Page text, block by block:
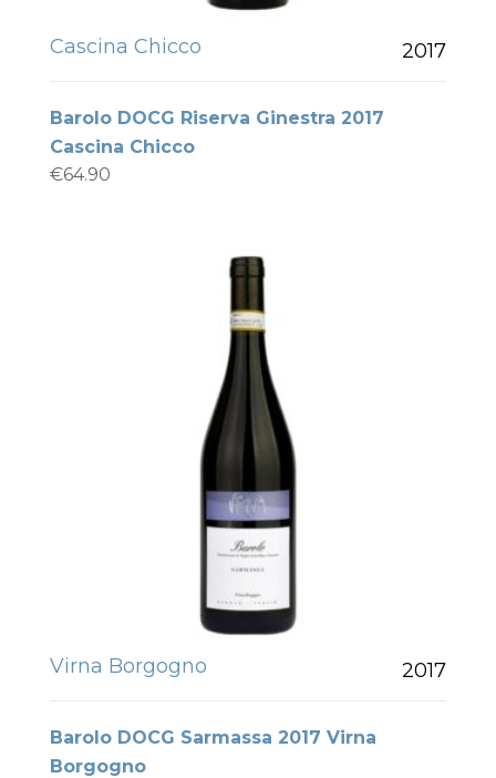
Cascina Chicco 2017
Barolo DOCG Riserva Ginestra 2017
Cascina Chicco
€64.90
Virna Borgogno 2017
Barolo DOCG Sarmassa 2017 Virna
Borgogno